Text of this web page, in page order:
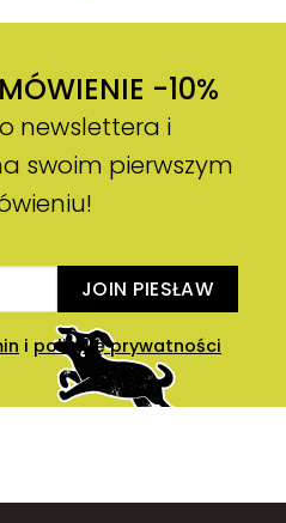
-10%
newslettera i
swoim pierwszym
JOIN PIESŁAW
i politykę prywatności